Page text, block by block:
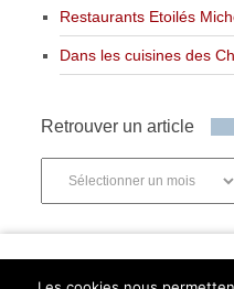
Restaurants Etoilés
Dans les cuisines des
Retrouver un article